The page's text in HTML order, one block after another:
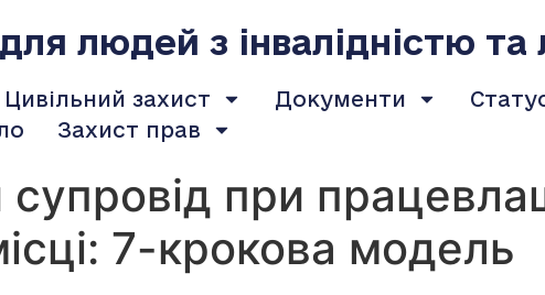
людей з інвалідністю
Цивільний захист Документи
Захист прав
при
7-крокова модель